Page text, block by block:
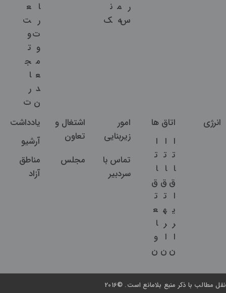
ر
س
م
ه
ن
ک
ا
ر
ت
و
م
ع
د
ن
ع
ت
و
ت
ج
ا
ر
ت
انرژی
اتاق ها
ا
ت
ا
ق
ا
ی
ر
ا
ن
ا
ت
ا
ق
ت
ه
ر
ا
ن
ا
ت
ا
ق
ت
ع
ا
و
ن
امور
زیربنایی
اشتغال و
تعاون
یادداشت
آرشیو
تماس با
سردبیر
مجلس
مناطق
آزاد
نقل مطالب با ذکر منبع بلامانع است. ©2016